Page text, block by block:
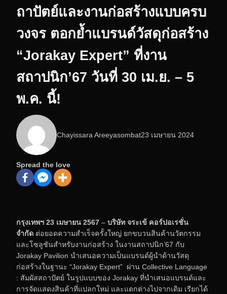
ถาปัตย์และงานก่อสร้างแบบครบ
วงจร ตอกย้ำแบรนด์วัสดุก่อสร้าง
“Jorakay Expert” ที่งาน
สถาปนิก’67 วันที่ 30 เม.ย. – 5
พ.ค. นี้!
Chayissara Areeyasombat23 เมษายน 2024
Spread the love
กรุงเทพฯ 23 เมษายน 2567 – บริษัท จระเข้ คอร์ปอเรชั่น
จำกัด ต่อยอดความสำเร็จครั้งใหญ่ ยกขบวนสินค้านวัตกรรม
และโซลูชันสำหรับงานก่อสร้าง ในงานสถาปนิก’67 กับ
Jorakay Pavilion นำเสนอความเป็นแบรนด์ผู้นำด้านวัสดุ
ก่อสร้างในฐานะ “Jorakay Expert” ผ่าน Collective Language
: สัมผัสสถาปัตย์ ในรูปแบบของ Jorakay ที่นำเสนอแบรนด์และ
การจัดแสดงสินค้าที่แปลกใหม่ และแตกต่างไปจากเดิม เรียกได้